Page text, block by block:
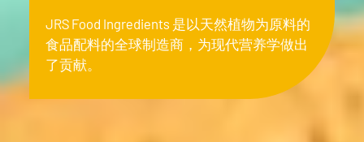
JRS Food Ingredients 是以天然植物为原料的
食品配料的全球制造商，为现代营养学做出
了贡献。